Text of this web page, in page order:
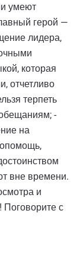
умеют
герой —
лидера,
которая
отчетливо
терпеть
-
на
вне времени.
и
Поговорите с